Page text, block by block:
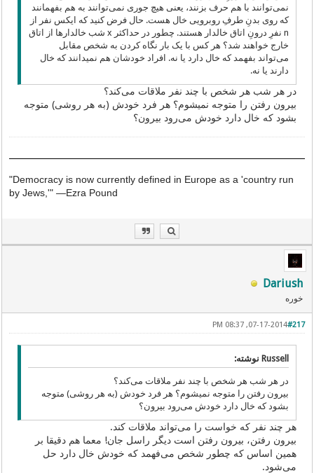
نمی‌توانند با هم حرف بزنند، یعنی هیچ جوری نمی‌توانند به هم بفهمانند
که روی بدنِ طرفِ روبرویی خال هست. حال فرض کنید که ایکس نفر از
n نفرِ درونِ اتاق خالدار هستند. چطور در حداکثر x شب خالدارها از اتاق
خارج خواهند شد؟ هر کس با یک بار نگاه کردن به شخص مقابل
می‌تواند بفهمد که خال دارد یا نه. افراد خودشان هم نمیدانند که خال
دارند یا نه.
در هر شب هر شخص با چند نفر ملاقات می‌کند؟
بیرون رفتن را متوجه نمیشوم؟ هر فرد خودش (به هر روشی) متوجه
بشود که خال دارد خودش می‌رود بیرون؟
"Democracy is now currently defined in Europe as a 'country run
by Jews,'"—Ezra Pound
Dariush
خوره
#217
07-17-2014, 08:37 PM
Russell نوشته:
در هر شب هر شخص با چند نفر ملاقات می‌کند؟
بیرون رفتن را متوجه نمیشوم؟ هر فرد خودش (به هر روشی) متوجه
بشود که خال دارد خودش می‌رود بیرون؟
هر چند نفر که خواست را می‌تواند ملاقات کند.
بیرون رفتن، بیرون رفتن است دیگر راسل جان! معما هم دقیقا بر
همین اساس که چطور شخص می‌فهمد که خودش خال دارد حل
می‌شود.